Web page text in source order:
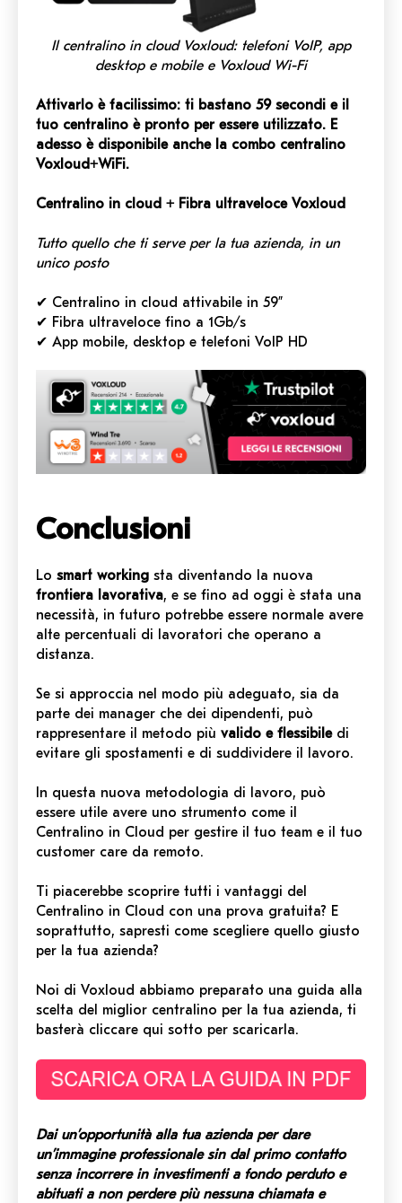
Il centralino in cloud Voxloud: telefoni VoIP, app
desktop e mobile e Voxloud Wi-Fi
Attivarlo è facilissimo: ti bastano 59 secondi e il
tuo centralino è pronto per essere utilizzato. E
adesso è disponibile anche la combo centralino
Voxloud+WiFi.
Centralino in cloud + Fibra ultraveloce Voxloud
Tutto quello che ti serve per la tua azienda, in un
unico posto
✔ Centralino in cloud attivabile in 59”
✔ Fibra ultraveloce fino a 1Gb/s
✔ App mobile, desktop e telefoni VoIP HD
Conclusioni
Lo smart working sta diventando la nuova
frontiera lavorativa, e se fino ad oggi è stata una
necessità, in futuro potrebbe essere normale avere
alte percentuali di lavoratori che operano a
distanza.
Se si approccia nel modo più adeguato, sia da
parte dei manager che dei dipendenti, può
rappresentare il metodo più valido e flessibiledi
evitare gli spostamenti e di suddividere il lavoro.
In questa nuova metodologia di lavoro, può
essere utile avere uno strumento come il
Centralino in Cloud per gestire il tuo team e il tuo
customer care da remoto.
Ti piacerebbe scoprire tutti i vantaggi del
Centralino in Cloud con una prova gratuita? E
soprattutto, sapresti come scegliere quello giusto
per la tua azienda?
Noi di Voxloud abbiamo preparato una guida alla
scelta del miglior centralino per la tua azienda, ti
basterà cliccare qui sotto per scaricarla.
Dai un’opportunità alla tua azienda per dare
un’immagine professionale sin dal primo contatto
senza incorrere in investimenti a fondo perduto e
abituati a non perdere più nessuna chiamata e